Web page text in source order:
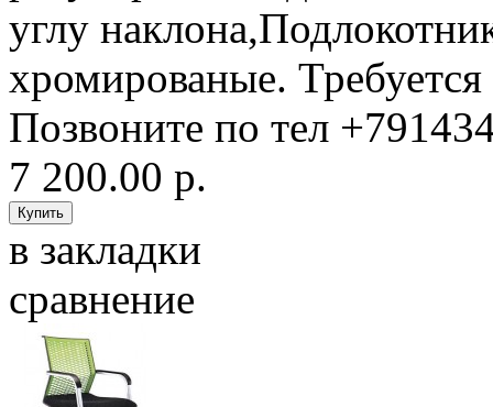
углу
хромированые.
Позвоните по тел
7 200.00 р.
в закладки
сравнение